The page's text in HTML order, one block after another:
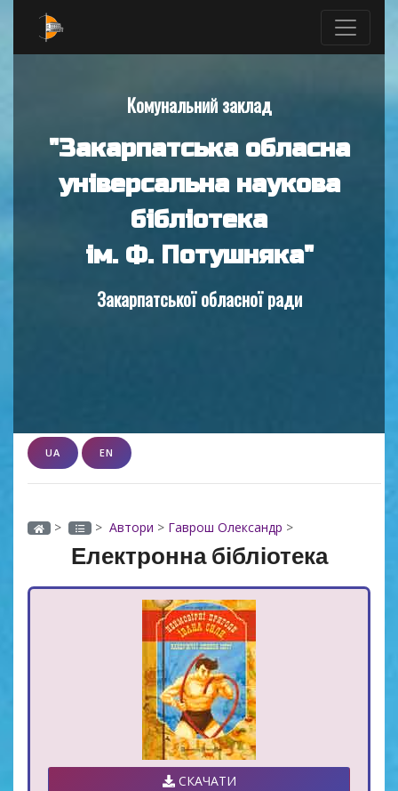
Комунальний заклад
"Закарпатська обласна
універсальна наукова
бібліотека
ім. Ф. Потушняка"
Закарпатської обласної ради
UA EN
> > Автори > Гаврош Олександр >
Електронна бібліотека
СКАЧАТИ